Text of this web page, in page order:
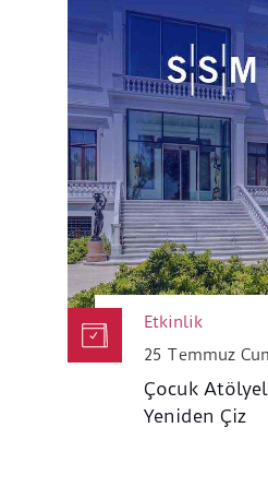
Etkinlik
25 Temmuz
Çocuk
Yeniden Çiz